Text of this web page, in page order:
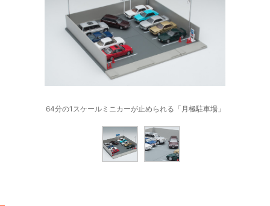
64分の1スケールミニカーが止められる「月極駐車場」